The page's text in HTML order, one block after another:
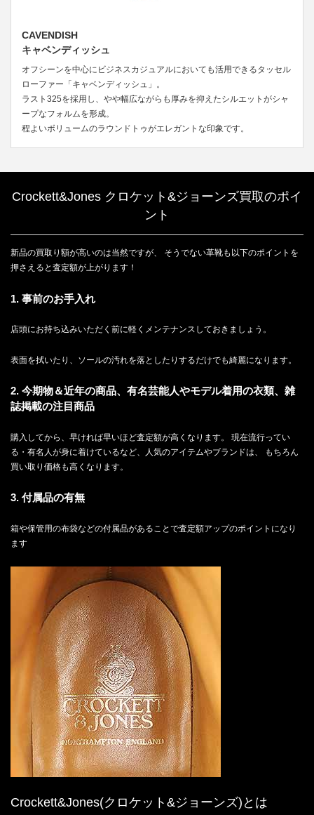
CAVENDISH
キャベンディッシュ
オフシーンを中心にビジネスカジュアルにおいても活用できるタッセル
ローファー「キャベンディッシュ」。
ラスト325を採用し、やや幅広ながらも厚みを抑えたシルエットがシャ
ープなフォルムを形成。
程よいボリュームのラウンドトゥがエレガントな印象です。
Crockett&Jones クロケット&ジョーンズ買取のポイ
ント
新品の買取り額が高いのは当然ですが、 そうでない革靴も以下のポイントを
押さえると査定額が上がります！
1. 事前のお手入れ
店頭にお持ち込みいただく前に軽くメンテナンスしておきましょう。
表面を拭いたり、ソールの汚れを落としたりするだけでも綺麗になります。
2. 今期物＆近年の商品、有名芸能人やモデル着用の衣類、雑
誌掲載の注目商品
購入してから、早ければ早いほど査定額が高くなります。 現在流行ってい
る・有名人が身に着けているなど、人気のアイテムやブランドは、 もちろん
買い取り価格も高くなります。
3. 付属品の有無
箱や保管用の布袋などの付属品があることで査定額アップのポイントになり
ます
Crockett&Jones(クロケット&ジョーンズ)とは